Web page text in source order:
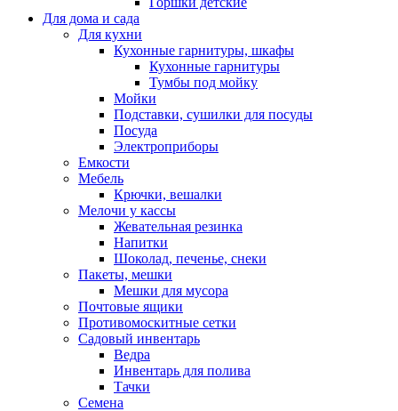
Для дома и сада
Для кухни
Кухонные гарнитуры, шкафы
Кухонные гарнитуры
Тумбы под мойку
Мойки
Подставки, сушилки для посуды
Посуда
Электроприборы
Емкости
Мебель
Крючки, вешалки
Мелочи у кассы
Жевательная резинка
Напитки
Шоколад, печенье, снеки
Пакеты, мешки
Мешки для мусора
Почтовые ящики
Противомоскитные сетки
Садовый инвентарь
Ведра
Инвентарь для полива
Тачки
Семена